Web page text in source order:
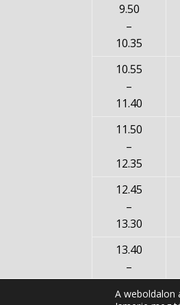
9.50
–
10.35
10.55
–
11.40
11.50
–
12.35
12.45
–
13.30
13.40
–
14.25
A weboldalon